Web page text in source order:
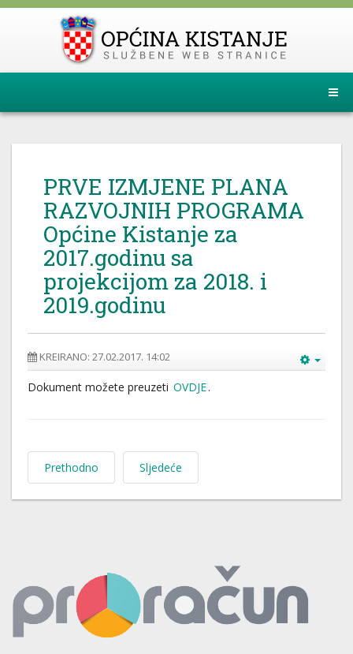
PRVE IZMJENE PLANA
RAZVOJNIH PROGRAMA
Općine Kistanje za
2017.godinu sa
projekcijom za 2018. i
2019.godinu
KREIRANO: 27.02.2017. 14:02
Dokument možete preuzeti OVDJE.
Prethodno Sljedeće